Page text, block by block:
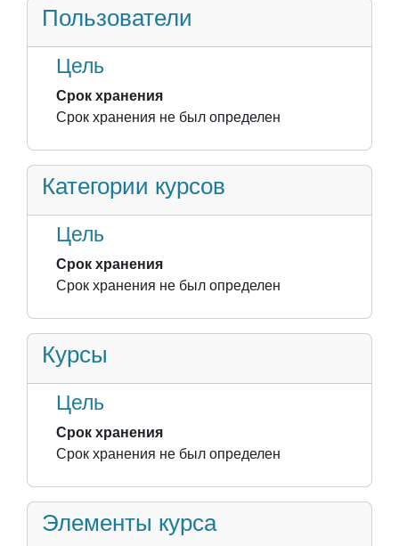
Пользователи
Цель
Срок хранения
Срок хранения не был определен
Категории курсов
Цель
Срок хранения
Срок хранения не был определен
Курсы
Цель
Срок хранения
Срок хранения не был определен
Элементы курса